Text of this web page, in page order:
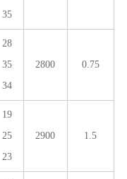
35
28
35
34
2800 0.75
19
25
23
2900 1.5